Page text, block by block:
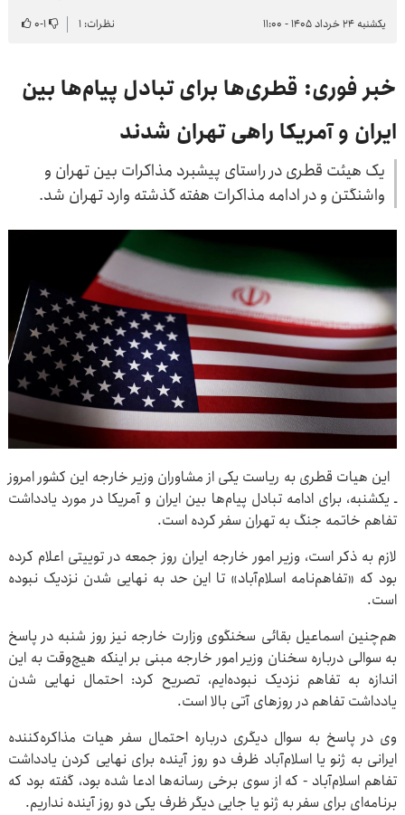
یکشنبه ۲۴ خرداد ۱۴۰۵ - ۱۱:۰۰
نظرات: ۱ ۱-۰
خبر فوری: قطری‌ها برای تبادل پیام‌ها بین
ایران و آمریکا راهی تهران شدند
یک هیئت قطری در راستای پیشبرد مذاکرات بین تهران و
واشنگتن و در ادامه مذاکرات هفته گذشته وارد تهران شد.
این هیات قطری به ریاست یکی از مشاوران وزیر خارجه این کشور امروز
ـ یکشنبه، برای ادامه تبادل پیام‌ها بین ایران و آمریکا در مورد یادداشت
تفاهم خاتمه جنگ به تهران سفر کرده است.
لازم به ذکر است، وزیر امور خارجه ایران روز جمعه در توییتی اعلام کرده
بود که «تفاهم‌نامه اسلام‌آباد» تا این حد به نهایی شدن نزدیک نبوده
است.
هم‌چنین اسماعیل بقائی سخنگوی وزارت خارجه نیز روز شنبه در پاسخ
به سوالی درباره سخنان وزیر امور خارجه مبنی بر اینکه هیچ‌وقت به این
اندازه به تفاهم نزدیک نبوده‌ایم، تصریح کرد: احتمال نهایی شدن
یادداشت تفاهم در روزهای آتی بالا است.
وی در پاسخ به سوال دیگری درباره احتمال سفر هیات مذاکره‌کننده
ایرانی به ژنو یا اسلام‌آباد ظرف دو روز آینده برای نهایی کردن یادداشت
تفاهم اسلام‌آباد - که از سوی برخی رسانه‌ها ادعا شده بود، گفته بود که
برنامه‌ای برای سفر به ژنو یا جایی دیگر ظرف یکی دو روز آینده نداریم.